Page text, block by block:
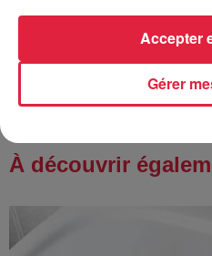
Au zoo de
avec les
À découvrir
Gérer
Accepter